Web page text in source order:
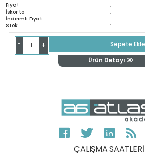
Fiyat :
İskonto :
İndirimli Fiyat :
Stok :
- +
Sepete Ekle
Ürün Detayı
ÇALIŞMA SAATLERİ